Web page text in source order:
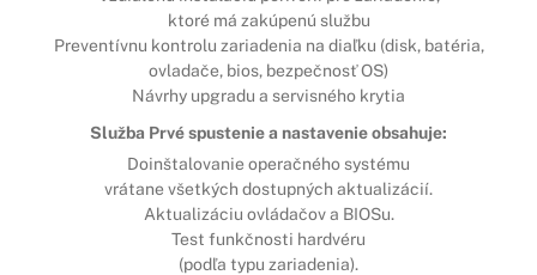
ktoré má zakúpenú službu
Preventívnu kontrolu zariadenia na diaľku (disk, batéria,
ovladače, bios, bezpečnosť OS)
Návrhy upgradu a servisného krytia
Služba Prvé spustenie a nastavenie obsahuje:
Doinštalovanie operačného systému
vrátane všetkých dostupných aktualizácií.
Aktualizáciu ovládačov a BIOSu.
Test funkčnosti hardvéru
(podľa typu zariadenia).